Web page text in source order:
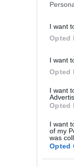
I want
Opted
I want
Opted
I want
Opted
I want
of my
was
Opted